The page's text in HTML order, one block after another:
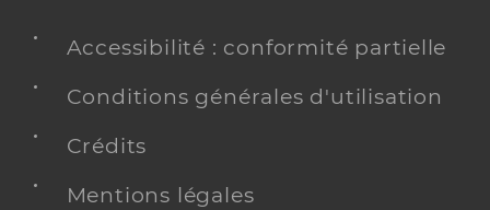
Accessibilité : conformité partielle
Conditions générales d'utilisation
Crédits
Mentions légales